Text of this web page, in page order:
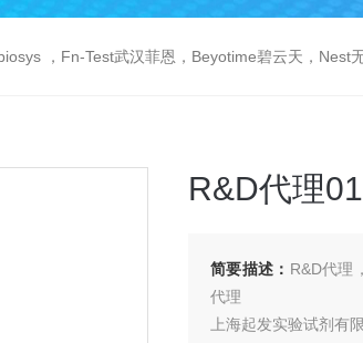
碧云天，Nest无锡耐思，Elabscience伊莱瑞特，Macklin麦克林生物，Cobioer
R&D代理01
简要描述： R&D代理
代理
上海起发实验试剂有